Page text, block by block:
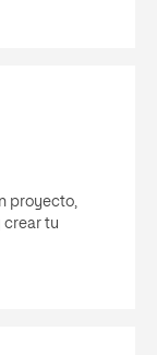
proyecto,
crear tu